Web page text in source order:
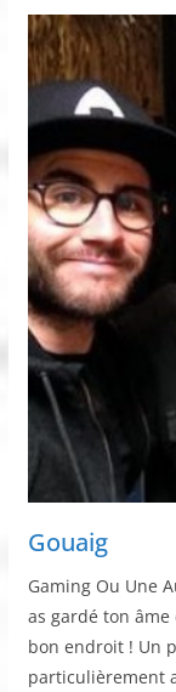
Gouaig
Gaming Ou Une
as gardé ton âme
bon endroit ! Un
particulièrement